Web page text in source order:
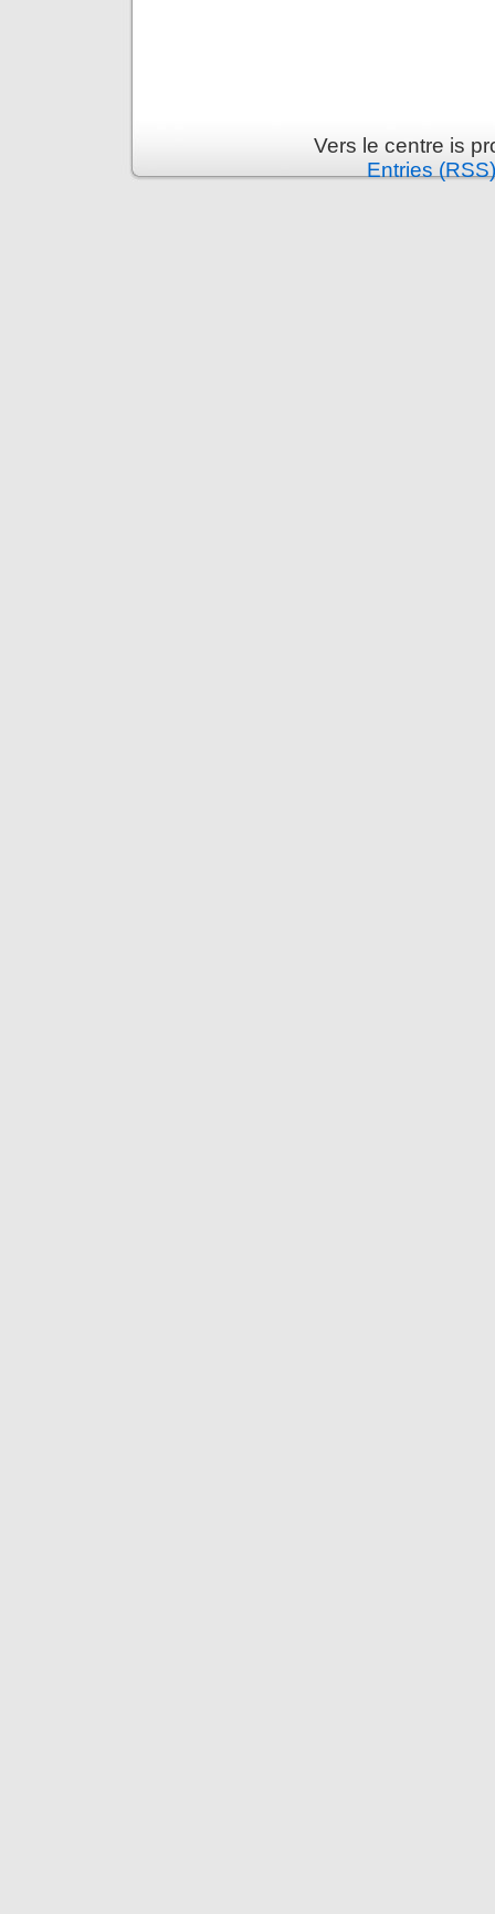
Vers le centre is
Entries (RSS)